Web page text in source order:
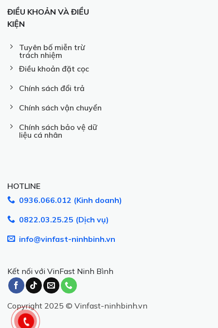
ĐIỀU KHOẢN VÀ ĐIỀU
KIỆN
Tuyên bố miễn trừ
trách nhiệm
Điều khoản đặt cọc
Chính sách đổi trả
Chính sách vận chuyển
Chính sách bảo vệ dữ
liệu cá nhân
HOTLINE
0936.066.012 (Kinh doanh)
0822.03.25.25 (Dịch vụ)
info@vinfast-ninhbinh.vn
Kết nối với VinFast Ninh Bình
Copyright 2025 © Vinfast-ninhbinh.vn